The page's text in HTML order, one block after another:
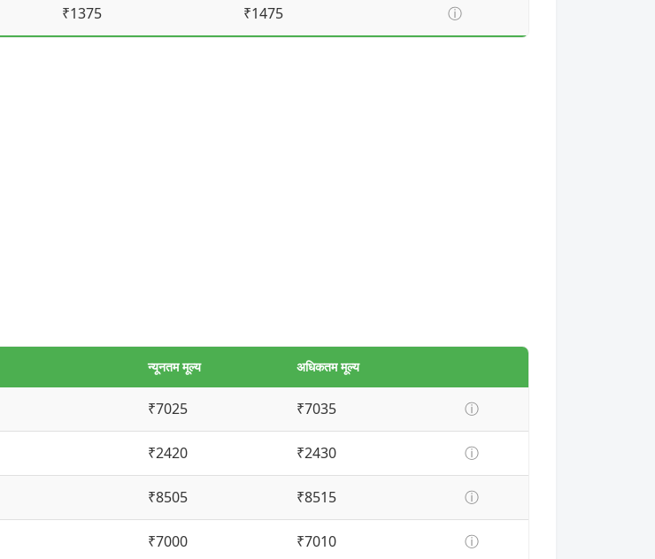
₹1375 ₹1475 ⓘ
न्यूनतम मूल्य अधिकतम मूल्य
₹7025 ₹7035 ⓘ
₹2420 ₹2430 ⓘ
₹8505 ₹8515 ⓘ
₹7000 ₹7010 ⓘ